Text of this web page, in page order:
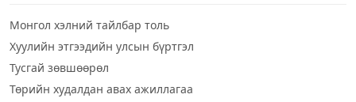
Монгол хэлний тайлбар толь
Хуулийн этгээдийн улсын бүртгэл
Тусгай зөвшөөрөл
Төрийн худалдан авах ажиллагаа